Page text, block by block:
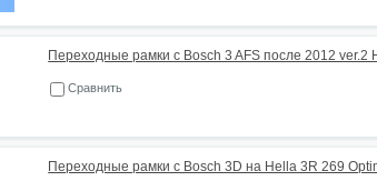
Переходные рамки с Bosch 3 AFS после 2012 ver.2
Сравнить
Переходные рамки с Bosch 3D на Hella 3R 269